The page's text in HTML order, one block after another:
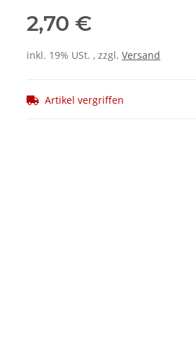
2,70 €
inkl. 19% USt. , zzgl. Versand
Artikel vergriffen